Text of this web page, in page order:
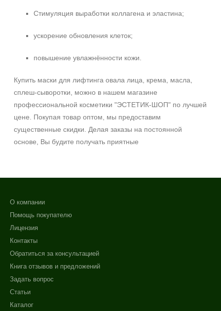
Стимуляция выработки коллагена и эластина;
ускорение обновления клеток;
повышение увлажнённости кожи.
Купить маски для лифтинга овала лица, крема, масла,
сплеш-сыворотки, можно в нашем магазине
профессиональной косметики "ЭСТЕТИК-ШОП" по лучшей
цене. Покупая товар оптом, мы предоставим
существенные скидки. Делая заказы на постоянной
основе, Вы будите получать приятные
О компании
Помощь покупателю
Лицензия
Контакты
Обратиться за консультацией
Книга отзывов и предложений
Задать вопрос
Статьи
Каталог